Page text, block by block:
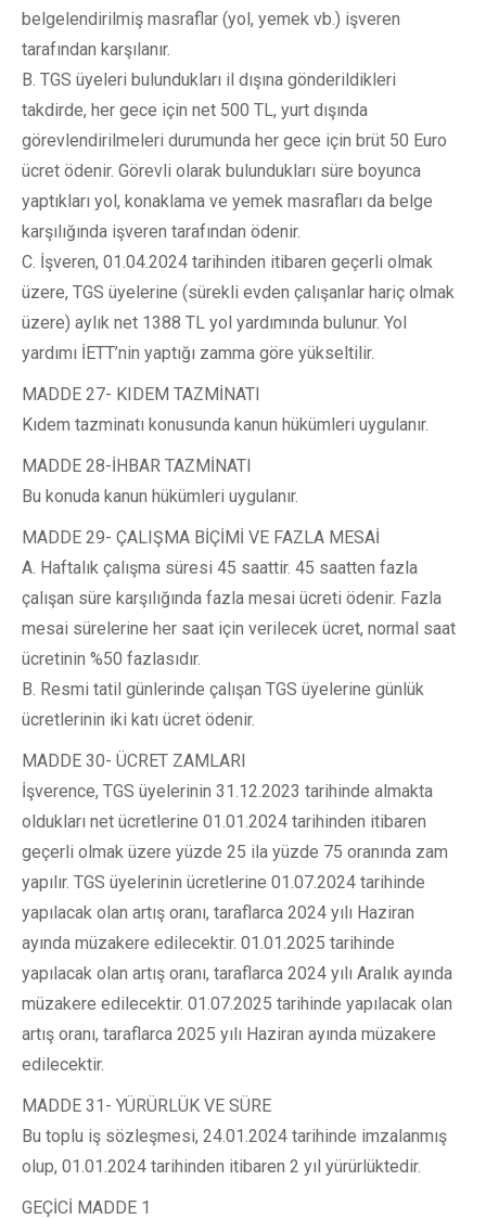
belgelendirilmiş masraflar (yol, yemek vb.) işveren
tarafından karşılanır.
B. TGS üyeleri bulundukları il dışına gönderildikleri
takdirde, her gece için net 500 TL, yurt dışında
görevlendirilmeleri durumunda her gece için brüt 50 Euro
ücret ödenir. Görevli olarak bulundukları süre boyunca
yaptıkları yol, konaklama ve yemek masrafları da belge
karşılığında işveren tarafından ödenir.
C. İşveren, 01.04.2024 tarihinden itibaren geçerli olmak
üzere, TGS üyelerine (sürekli evden çalışanlar hariç olmak
üzere) aylık net 1388 TL yol yardımında bulunur. Yol
yardımı İETT’nin yaptığı zamma göre yükseltilir.
MADDE 27- KIDEM TAZMİNATI
Kıdem tazminatı konusunda kanun hükümleri uygulanır.
MADDE 28-İHBAR TAZMİNATI
Bu konuda kanun hükümleri uygulanır.
MADDE 29- ÇALIŞMA BİÇİMİ VE FAZLA MESAİ
A. Haftalık çalışma süresi 45 saattir. 45 saatten fazla
çalışan süre karşılığında fazla mesai ücreti ödenir. Fazla
mesai sürelerine her saat için verilecek ücret, normal saat
ücretinin %50 fazlasıdır.
B. Resmi tatil günlerinde çalışan TGS üyelerine günlük
ücretlerinin iki katı ücret ödenir.
MADDE 30- ÜCRET ZAMLARI
İşverence, TGS üyelerinin 31.12.2023 tarihinde almakta
oldukları net ücretlerine 01.01.2024 tarihinden itibaren
geçerli olmak üzere yüzde 25 ila yüzde 75 oranında zam
yapılır. TGS üyelerinin ücretlerine 01.07.2024 tarihinde
yapılacak olan artış oranı, taraflarca 2024 yılı Haziran
ayında müzakere edilecektir. 01.01.2025 tarihinde
yapılacak olan artış oranı, taraflarca 2024 yılı Aralık ayında
müzakere edilecektir. 01.07.2025 tarihinde yapılacak olan
artış oranı, taraflarca 2025 yılı Haziran ayında müzakere
edilecektir.
MADDE 31- YÜRÜRLÜK VE SÜRE
Bu toplu iş sözleşmesi, 24.01.2024 tarihinde imzalanmış
olup, 01.01.2024 tarihinden itibaren 2 yıl yürürlüktedir.
GEÇİCİ MADDE 1